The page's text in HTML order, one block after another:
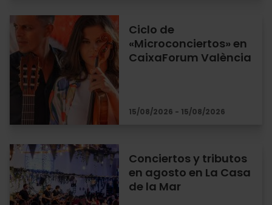
Ciclo de
«Microconciertos» en
CaixaForum València
15/08/2026 - 15/08/2026
Conciertos y tributos
en agosto en La Casa
de la Mar